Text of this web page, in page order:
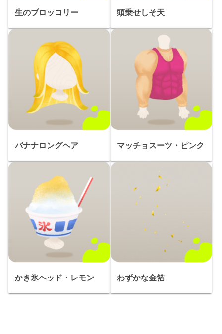
生のブロッコリー 頭乗せしそ天
バナナロングヘア マッチョスーツ・ピンク
かき氷ヘッド・レモン わずかな金箔